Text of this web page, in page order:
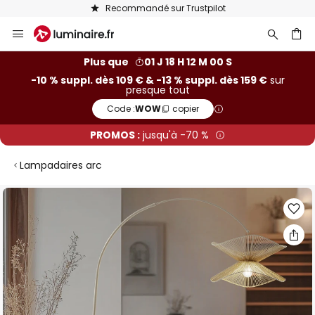
Recommandé sur Trustpilot
Allez
au
Plus que
01 J 18 H 11 M 59 S
-10 % suppl. dès 109 € & -13 % suppl. dès 159 €sur
presque tout
Code :WOW copier
PROMOS : jusqu'à -70 %
Lampadaires arc
Skip
end
of
the
images